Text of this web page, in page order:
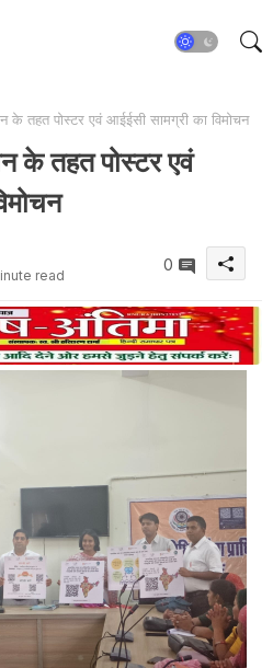
के तहत पोस्टर एवं आईईसी सामग्री का विमोचन
के तहत पोस्टर एवं
read
0